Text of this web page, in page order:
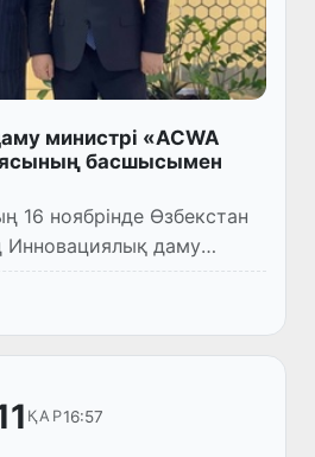
министрі «ACWA
басшысымен
16 ноябрінде Өзбекстан
Инновациялық даму
Абдурахманов Сауд
Power» компаниясының
Мухаммад Абд...
ҚАР16:57